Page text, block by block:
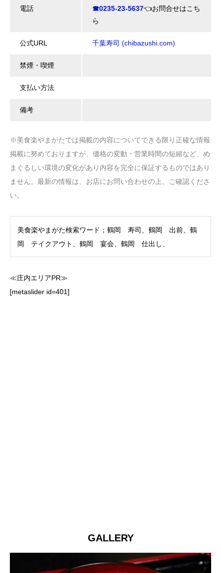
電話 ☎0235-23-5637👈お問合せはこち
ら
公式URL 千葉寿司 (chibazushi.com)
禁煙・喫煙
支払い方法
備考
※美食楽やまがたでは掲載の内容についてできる限り正確な情報
掲載に努めておりますが、価格の変動・営業時間の短縮など、め
まぐるしい環境の変化があり内容を完全に保証するものではあり
ません。最新の情報は、お店にお問い合わせの上、ご確認くださ
い。
美食楽やまがた検索ワード；鶴岡 寿司、鶴岡 出前、鶴
岡 テイクアウト、鶴岡 宴会、鶴岡 仕出し、
≪庄内エリアPR≫
[metaslider id=401]
GALLERY